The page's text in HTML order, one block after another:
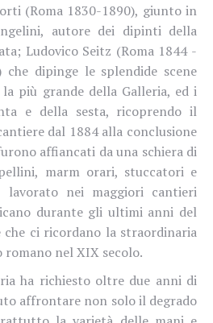
(Roma 1830-1890), giunto in
autore dei dipinti della
Ludovico Seitz (Roma 1844 -
dipinge le splendide scene
più grande della Galleria, ed i
e della sesta, ricoprendo il
dal 1884 alla conclusione
affiancati da una schiera di
marm orari, stuccatori e
lavorato nei maggiori cantieri
durante gli ultimi anni del
ci ricordano la straordinaria
nel XIX secolo.
ha richiesto oltre due anni di
affrontare non solo il degrado